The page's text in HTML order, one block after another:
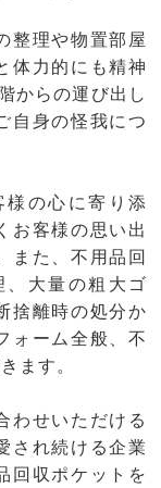
整理や物置部屋
体力的にも精神
からの運び出し
自身の怪我につ
様の心に寄り添
お客様の思い出
また、不用品回
、大量の粗大ゴ
捨離時の処分か
ォーム全般、不
ます。
わせいただける
され続ける企業
回収ポケットを